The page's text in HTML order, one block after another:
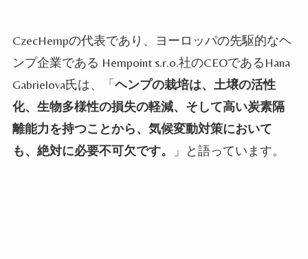
CzecHempの代表であり、ヨーロッパの先駆的なヘ
ンプ企業である Hempoint s.r.o.社のCEOであるHana
Gabrielova氏は、「 ヘンプの栽培は、土壌の活性
化、生物多様性の損失の軽減、そして高い炭素隔
離能力を持つことから、気候変動対策において
も、絶対に必要不可欠です。
」と語っています。